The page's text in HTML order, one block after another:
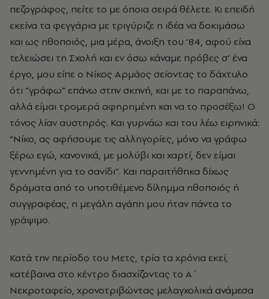
πεζογράφος, πείτε το με όποια σειρά θέλετε. Κι επειδή
εκείνα τα φεγγάρια με τριγύριζε η ιδέα να δοκιμάσω
και ως ηθοποιός, μια μέρα, άνοιξη του ’84, αφού είχα
τελειώσει τη Σχολή και εν όσω κάναμε πρόβες σ’ ένα
έργο, μου είπε ο Νίκος Αρμάος σείοντας το δάχτυλο
ότι “γράφω” επάνω στην σκηνή, και με το παραπάνω,
αλλά είμαι τρομερά αφηρημένη και να το προσέξω! Ο
τόνος λίαν αυστηρός. Και γυρνάω και του λέω ειρηνικά:
“Νίκο, ας αφήσουμε τις αλληγορίες, μόνο να γράφω
ξέρω εγώ, κανονικά, με μολύβι και χαρτί, δεν είμαι
γεννημένη για το σανίδι”. Και παραιτήθηκα δίχως
δράματα από το υποτιθέμενο δίλημμα ηθοποιός ή
συγγραφέας, η μεγάλη αγάπη μου ήταν πάντα το
γράψιμο.
Κατά την περίοδο του Μετς, τρία τα χρόνια εκεί,
κατέβαινα στο κέντρο διασχίζοντας το Α΄
Νεκροταφείο, χρονοτριβώντας μελαγχολικά ανάμεσα